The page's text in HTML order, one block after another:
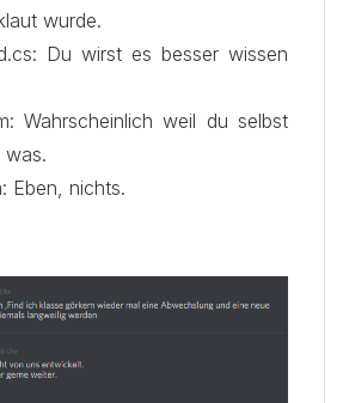
wurde.
Du wirst es besser wissen
Wahrscheinlich weil du selbst
was.
Eben, nichts.